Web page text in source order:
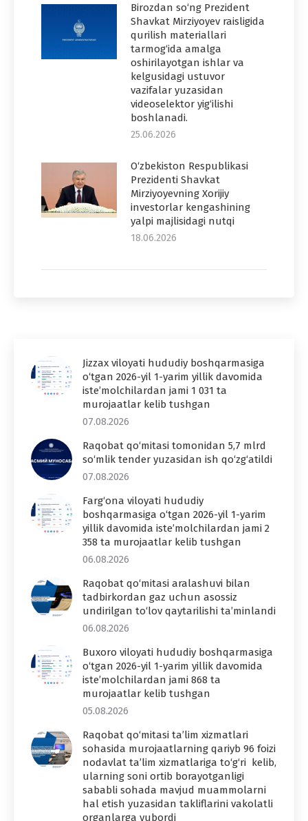
Birozdan so‘ng Prezident
Shavkat Mirziyoyev raisligida
qurilish materiallari
tarmog‘ida amalga
oshirilayotgan ishlar va
kelgusidagi ustuvor
vazifalar yuzasidan
videoselektor yig‘ilishi
boshlanadi.
25.06.2026
O‘zbekiston Respublikasi
Prezidenti Shavkat
Mirziyoyevning Xorijiy
investorlar kengashining
yalpi majlisidagi nutqi
18.06.2026
Jizzax viloyati hududiy boshqarmasiga
o‘tgan 2026-yil 1-yarim yillik davomida
iste’molchilardan jami 1 031 ta
murojaatlar kelib tushgan
07.08.2026
Raqobat qo‘mitasi tomonidan 5,7 mlrd
so‘mlik tender yuzasidan ish qo‘zg‘atildi
07.08.2026
Farg‘ona viloyati hududiy
boshqarmasiga o‘tgan 2026-yil 1-yarim
yillik davomida iste’molchilardan jami 2
358 ta murojaatlar kelib tushgan
06.08.2026
Raqobat qo‘mitasi aralashuvi bilan
tadbirkordan gaz uchun asossiz
undirilgan to‘lov qaytarilishi ta’minlandi
06.08.2026
Buxoro viloyati hududiy boshqarmasiga
o‘tgan 2026-yil 1-yarim yillik davomida
iste’molchilardan jami 868 ta
murojaatlar kelib tushgan
05.08.2026
Raqobat qo‘mitasi ta’lim xizmatlari
sohasida murojaatlarning qariyb 96 foizi
nodavlat ta’lim xizmatlariga to‘g‘ri kelib,
ularning soni ortib borayotganligi
sababli sohada mavjud muammolarni
hal etish yuzasidan takliflarini vakolatli
organlarga yubordi